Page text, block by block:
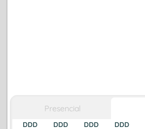
Presencial
DDD
DDD
DDD
DDD